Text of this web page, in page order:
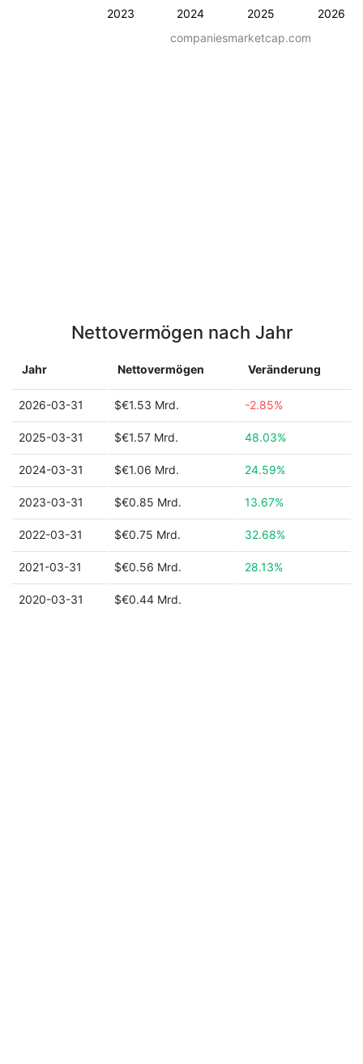
2023 2024 2025 2026
companiesmarketcap.com
Nettovermögen nach Jahr
Jahr Nettovermögen Veränderung
2026-03-31 $€1.53 Mrd. -2.85%
2025-03-31 $€1.57 Mrd. 48.03%
2024-03-31 $€1.06 Mrd. 24.59%
2023-03-31 $€0.85 Mrd. 13.67%
2022-03-31 $€0.75 Mrd. 32.68%
2021-03-31 $€0.56 Mrd. 28.13%
2020-03-31 $€0.44 Mrd.